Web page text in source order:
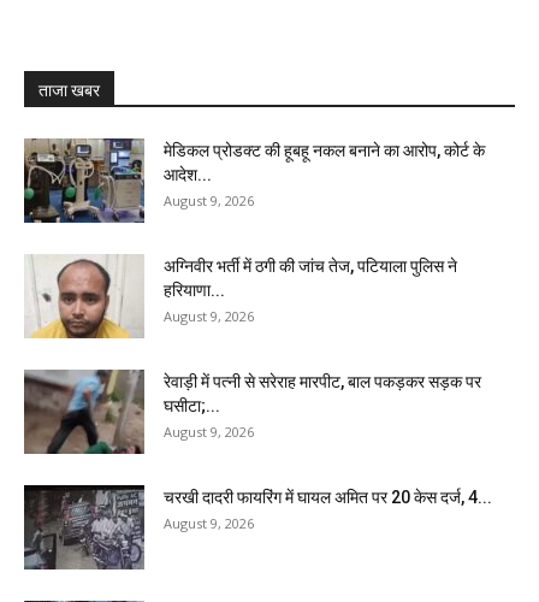
ताजा खबर
मेडिकल प्रोडक्ट की हूबहू नकल बनाने का आरोप, कोर्ट के
आदेश...
August 9, 2026
अग्निवीर भर्ती में ठगी की जांच तेज, पटियाला पुलिस ने
हरियाणा...
August 9, 2026
रेवाड़ी में पत्नी से सरेराह मारपीट, बाल पकड़कर सड़क पर
घसीटा;...
August 9, 2026
चरखी दादरी फायरिंग में घायल अमित पर 20 केस दर्ज, 4...
August 9, 2026